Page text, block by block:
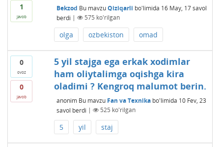
1
javob
Bekzod Bu mavzuQiziqarli bo'limida 16 May, 17 savol
berdi | 575 ko'rilgan
olga ozbekiston omad
0
ovoz
0
javob
5 yil stajga ega erkak xodimlar
ham oliytalimga oqishga kira
oladimi ? Kengroq malumot berin.
anonim Bu mavzu Fan va Texnikabo'limida 10 Fev, 23
savol berdi | 525 ko'rilgan
5 yil staj